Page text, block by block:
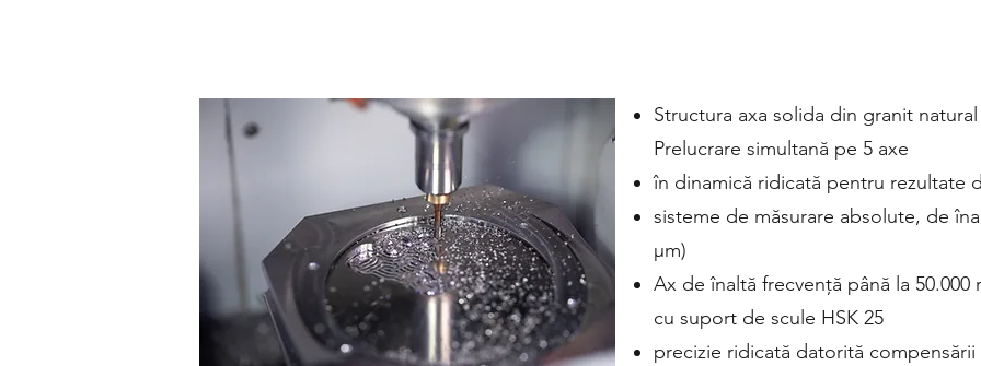
Structura axa solida din granit
Prelucrare simultană pe 5 axe
în dinamică ridicată pentru rezultate
sisteme de măsurare absolute, de
μm)
Ax de înaltă frecvență până la
cu suport de scule HSK 25
precizie ridicată datorită